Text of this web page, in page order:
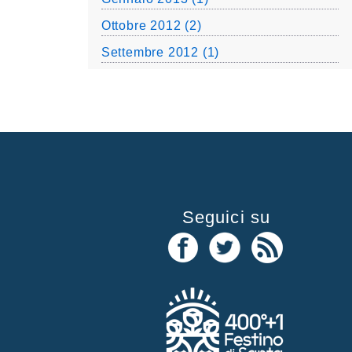
Ottobre 2012 (2)
Settembre 2012 (1)
Seguici su